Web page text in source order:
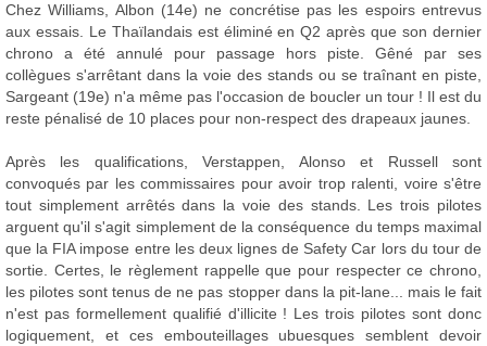
Chez Williams, Albon (14e) ne concrétise pas les espoirs entrevus
aux essais. Le Thaïlandais est éliminé en Q2 après que son dernier
chrono a été annulé pour passage hors piste. Gêné par ses
collègues s'arrêtant dans la voie des stands ou se traînant en piste,
Sargeant (19e) n'a même pas l'occasion de boucler un tour ! Il est du
reste pénalisé de 10 places pour non-respect des drapeaux jaunes.
Après les qualifications, Verstappen, Alonso et Russell sont
convoqués par les commissaires pour avoir trop ralenti, voire s'être
tout simplement arrêtés dans la voie des stands. Les trois pilotes
arguent qu'il s'agit simplement de la conséquence du temps maximal
que la FIA impose entre les deux lignes de Safety Car lors du tour de
sortie. Certes, le règlement rappelle que pour respecter ce chrono,
les pilotes sont tenus de ne pas stopper dans la pit-lane... mais le fait
n'est pas formellement qualifié d'illicite ! Les trois pilotes sont donc
logiquement, et ces embouteillages ubuesques semblent devoir